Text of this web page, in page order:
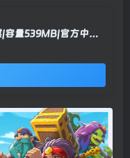
战律2/Wargroove 2 v1.2.9|策略战棋|容量539MB|官方中文版